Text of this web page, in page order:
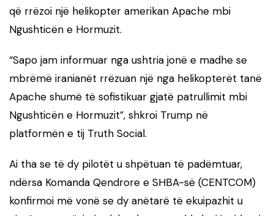
që rrëzoi një helikopter amerikan Apache mbi
Ngushticën e Hormuzit.
“Sapo jam informuar nga ushtria jonë e madhe se
mbrëmë iranianët rrëzuan një nga helikopterët tanë
Apache shumë të sofistikuar gjatë patrullimit mbi
Ngushticën e Hormuzit”, shkroi Trump në
platformën e tij Truth Social.
Ai tha se të dy pilotët u shpëtuan të padëmtuar,
ndërsa Komanda Qendrore e SHBA-së (CENTCOM)
konfirmoi më vonë se dy anëtarë të ekuipazhit u